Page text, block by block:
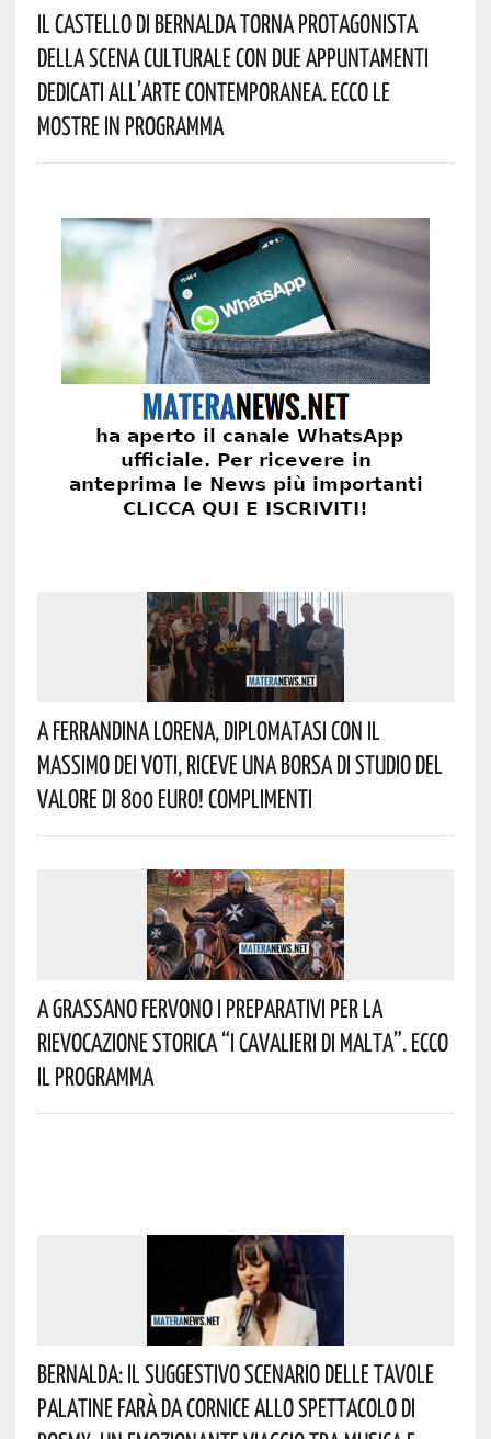
Il Castello Di Bernalda Torna Protagonista
Della Scena Culturale Con Due Appuntamenti
Dedicati All’arte Contemporanea. Ecco Le
Mostre In Programma
A Ferrandina Lorena, Diplomatasi Con Il
Massimo Dei Voti, Riceve Una Borsa Di Studio Del
Valore Di 800 Euro! Complimenti
A Grassano Fervono I Preparativi Per La
Rievocazione Storica “I CAVALIERI DI MALTA”. Ecco
Il Programma
Bernalda: Il Suggestivo Scenario Delle Tavole
Palatine Farà Da Cornice Allo Spettacolo Di